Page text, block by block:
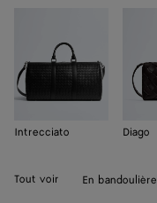
Intrecciato Diago
Tout voir En bandoulière